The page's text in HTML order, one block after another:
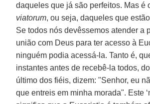
daqueles que já são perfeitos. Mas é
viatorum, ou seja, daqueles que
Se todos nós devêssemos atender a
união com Deus para ter acesso à
ninguém podia acessá-la. Tanto é,
instantes antes de recebê-la todos,
último dos fiéis, dizem: "Senhor, eu
que entreis em minha morada". Este